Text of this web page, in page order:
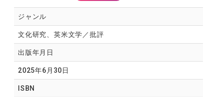
ジャンル
文化研究、英米文学／批評
出版年月日
2025年6月30日
ISBN